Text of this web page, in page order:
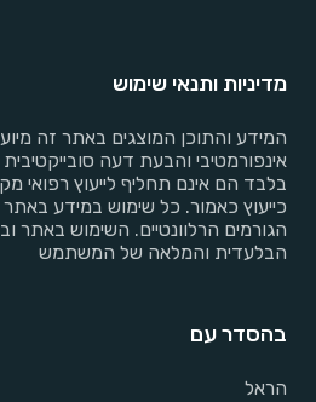
מדיניות ותנאי שימוש
המידע והתוכן המוצגים באתר זה
אינפורמטיבי והבעת דעה
בלבד הם אינם תחליף לייעוץ רפואי
כייעוץ כאמור. כל שימוש במידע
הגורמים הרלוונטיים. השימוש באתר
הבלעדית והמלאה של המשתמש
בהסדר עם
הראל